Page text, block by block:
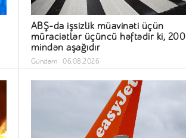
ABŞ-da işsizlik müavinəti üçün
müraciətlər üçüncü həftədir ki, 200
mindən aşağıdır
Gündəm 06.08.2026